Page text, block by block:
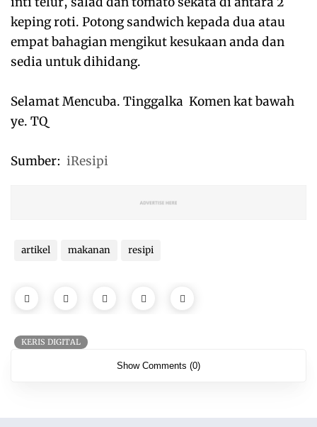
keping roti. Potong sandwich kepada dua atau
empat bahagian mengikut kesukaan anda dan
sedia untuk dihidang.
Selamat Mencuba. Tinggalka Komen kat bawah
ye. TQ
Sumber: iResipi
artikel makanan resipi
KERIS DIGITAL
Show Comments (0)